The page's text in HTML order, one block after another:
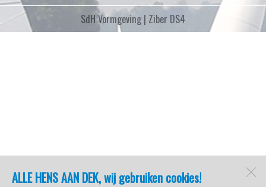
ALLE HENS AAN DEK, wij gebruiken cookies!
SdH Vormgeving | Ziber DS4